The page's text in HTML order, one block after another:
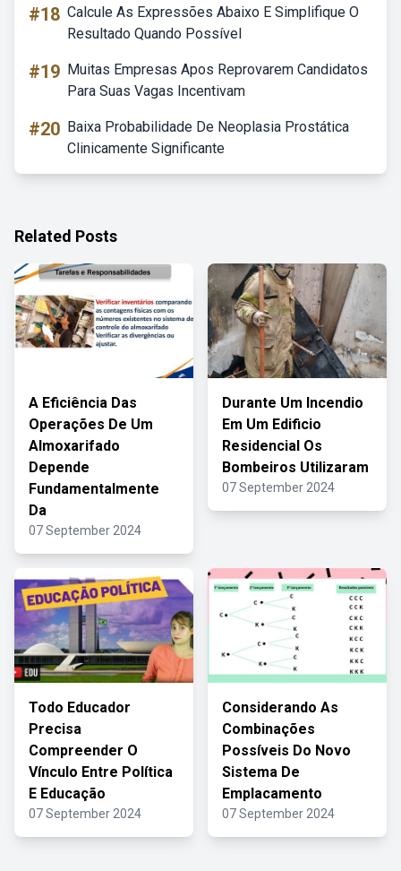
#18 Calcule As Expressões Abaixo E Simplifique O
Resultado Quando Possível
#19 Muitas Empresas Apos Reprovarem Candidatos
Para Suas Vagas Incentivam
#20 Baixa Probabilidade De Neoplasia Prostática
Clinicamente Significante
Related Posts
A Eficiência Das
Operações De Um
Almoxarifado
Depende
Fundamentalmente
Da
07 September 2024
Durante Um Incendio
Em Um Edificio
Residencial Os
Bombeiros Utilizaram
07 September 2024
Todo Educador
Precisa
Compreender O
Vínculo Entre Política
E Educação
07 September 2024
Considerando As
Combinações
Possíveis Do Novo
Sistema De
Emplacamento
07 September 2024